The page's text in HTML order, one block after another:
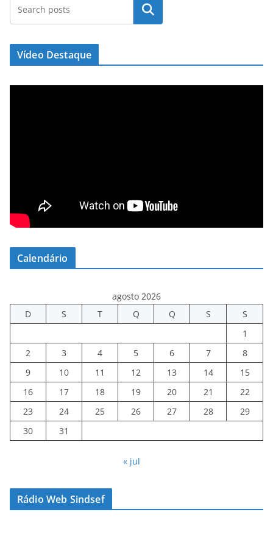
Pesquisar
Vídeo Destaque
Calendário
agosto 2026
D
S T Q Q S
S
1
2
3 4 5 6 7
8
9
10 11 12 13 14
15
16
17 18 19 20 21
22
23
24 25 26 27 28
29
30
31
« jul
Rádio Web Sindsef